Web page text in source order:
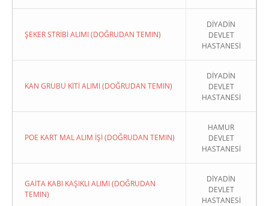
ŞEKER STRİBİ ALIMI (DOĞRUDAN TEMIN)
DİYADİN
DEVLET
HASTANESİ
KAN GRUBU KİTİ ALIMI (DOĞRUDAN TEMIN)
DİYADİN
DEVLET
HASTANESİ
POE KART MAL ALIM İŞİ (DOĞRUDAN TEMIN)
HAMUR
DEVLET
HASTANESİ
GAİTA KABI KAŞIKLI ALIMI (DOĞRUDAN
TEMIN)
DİYADİN
DEVLET
HASTANESİ